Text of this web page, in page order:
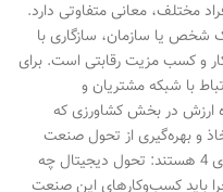
مختلف، معانی متفاوتی دارد.
شخص یا سازمان، سازگاری با
و کسب مزیت رقابتی است. برای
با شبکه مشتریان و
ارزش در بخش کشاورزی که
و بهره‌گیری از تحول صنعت
کشاورزی از مسیر دیجیتالی شدن و کشاورزی 4 هستند: تحول دیجیتال چه
باید کسب‌وکارهای این صنعت